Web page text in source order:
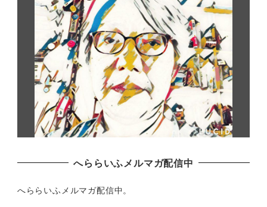
へららいふメルマガ配信中
へららいふメルマガ配信中。